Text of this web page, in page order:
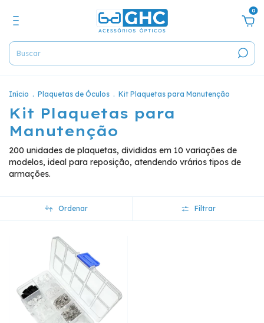
0
Início . Plaquetas de Óculos . Kit Plaquetas para Manutenção
Kit Plaquetas para
Manutenção
200 unidades de plaquetas, divididas em 10 variações de
modelos, ideal para reposição, atendendo vrários tipos de
armações.
Ordenar Filtrar